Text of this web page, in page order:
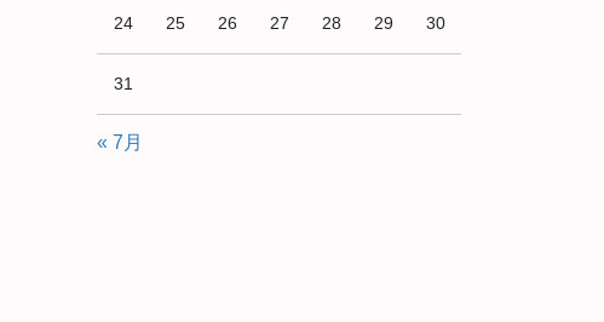
24 25 26 27 28 29 30
31
« 7月